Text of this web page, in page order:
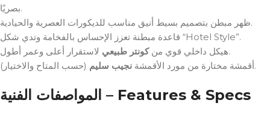
بصريًا.
ظهر مبطن بتصميم بسيط أنيق مناسب للديكورات العصرية والحيادية.
قاعدة مبطنة تعزز الإحساس بالفخامة وتدي شكل “Hotel Style”.
هيكل داخلي قوي منكونتر طبيعي
لاستقرار أعلى وعمر أطول.
أقمشة مختارة من مورد الأقمشة نجيب سليم (حسب المتاح والاختيار).
المواصفات الفنية – Features & Specs